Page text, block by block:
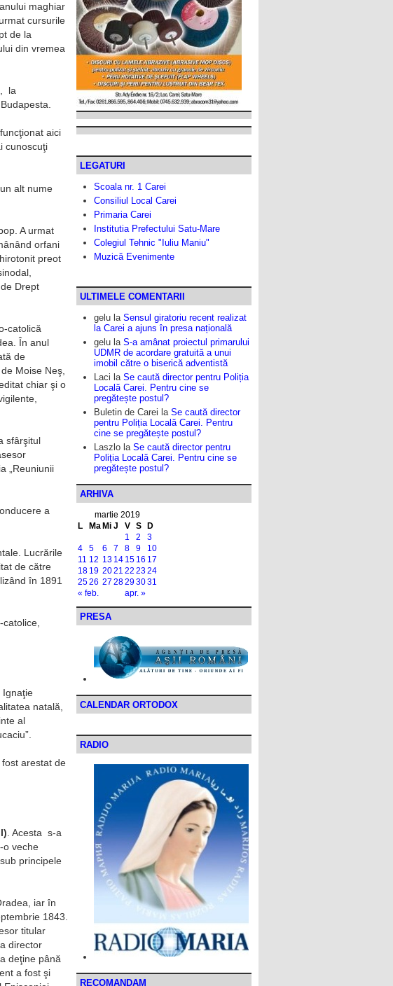
maghiar
cursurile
de la
din vremea
la
aici
cunoscuţi
alt nume
A urmat
orfani
preot
Drept
catolică
În anul
de
Moise Neş,
chiar şi o
sfârşitul
„Reuniunii
a
Lucrările
de către
în 1891
Ignaţie
natală,
al
arestat de
. Acesta s-a
o veche
principele
iar în
1843.
titular
director
deţine până
a fost şi
LEGATURI
Scoala nr. 1 Carei
Consiliul Local Carei
Primaria Carei
Institutia Prefectului Satu-Mare
Colegiul Tehnic "Iuliu Maniu"
Muzică Evenimente
ULTIMELE COMENTARII
gelu la Sensul giratoriu recent realizat
la Carei a ajuns în presa națională
gelu la S-a amânat proiectul primarului
UDMR de acordare gratuită a unui
imobil către o biserică adventistă
Laci la Se caută director pentru Poliția
Locală Carei. Pentru cine se
pregătește postul?
Buletin de Carei la Se caută director
pentru Poliția Locală Carei. Pentru
cine se pregătește postul?
Laszlo la Se caută director pentru
Poliția Locală Carei. Pentru cine se
pregătește postul?
ARHIVA
martie 2019
L
Ma Mi J V S D
« feb. apr. »
1 2
3
4
5 6 7 8 9
10
11 12 13 14 15 16 17
18 19 2021 22 2324
2526 27 28293031
PRESA
CALENDAR ORTODOX
RADIO
RECOMANDAM